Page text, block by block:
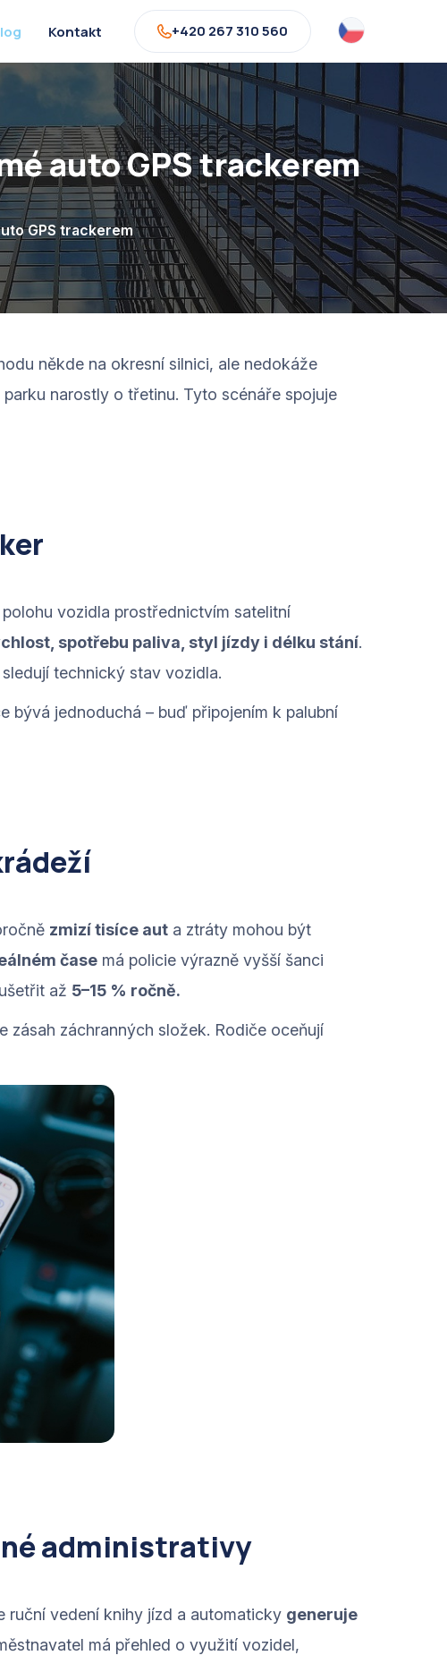
Kontakt +420 267 310 560
auto GPS trackerem
GPS trackerem
někde na okresní silnici, ale nedokáže
narostly o třetinu. Tyto scénáře spojuje
vozidla prostřednictvím satelitní
spotřebu paliva, styl jízdy i délku stání.
sledují technický stav vozidla.
bývá jednoduchá – buď připojením k palubní
zmizí tisíce aut a ztráty mohou být
čase má policie výrazně vyšší šanci
až 5–15 % ročně.
záchranných složek. Rodiče oceňují
administrativy
ruční vedení knihy jízd a automaticky generuje
má přehled o využití vozidel,